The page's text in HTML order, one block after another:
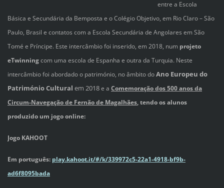
entre a Escola
Básica e Secundária da Bemposta e o Colégio Objetivo, em Rio Claro – São
Paulo, Brasil e contatos com a Escola Secundária de Angolares em São
Tomé e Príncipe. Este intercâmbio foi inserido, em 2018, num projeto
eTwinningcom uma escola de Espanha e outra da Turquia. Neste
intercâmbio foi abordado o património, no âmbito doAno Europeu do
PatrimónioCultural em 2018e a Comemoração dos 500 anos da
Circum-Navegação de Fernão de Magalhães, tendo os alunos
produzido um jogo online:
Jogo KAHOOT
Em português: play.kahoot.it/#/k/339972c5-22a1-4918-bf9b-
ad6f8095bada